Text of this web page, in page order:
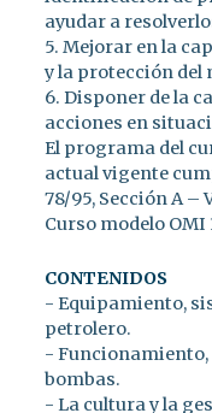
ayudar a
5. Mejorar en la
y la protección del
6. Disponer de la
acciones en
El programa del
actual vigente
78/95, Sección A –
Curso modelo OMI
CONTENIDOS
- Equipamiento,
petrolero.
-
bombas.
- La cultura y la